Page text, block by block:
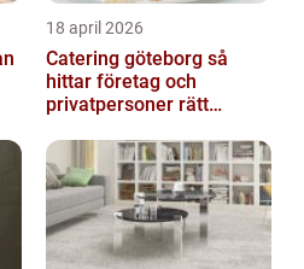
18 april 2026
Catering göteborg så
hittar företag och
privatpersoner rätt